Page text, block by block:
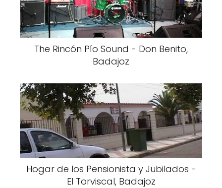
The Rincón Pío Sound - Don Benito,
Badajoz
Hogar de los Pensionista y Jubilados -
El Torviscal, Badajoz